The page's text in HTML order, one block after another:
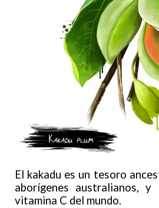
El kakadu es un tesoro
aborígenes australianos,
vitamina C del mundo.